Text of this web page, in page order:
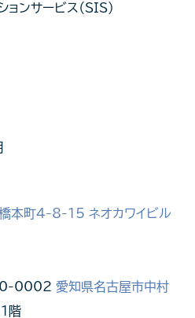
ンサービス（SIS）
本町4-8-15 ネオカワイビル
0002 愛知県名古屋市中村
階